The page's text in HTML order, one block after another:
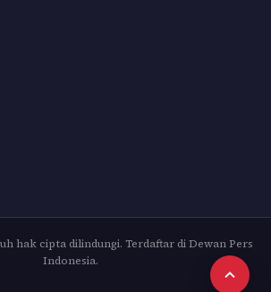
hak cipta dilindungi. Terdaftar di Dewan Pers
Indonesia.